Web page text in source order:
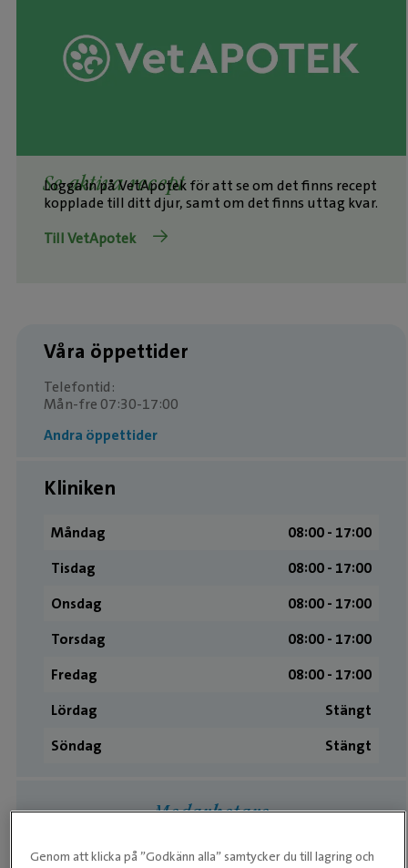
Se aktiva recept
Logga in på VetApotek för att se om det finns recept
kopplade till ditt djur, samt om det finns uttag kvar.
Till VetApotek
Våra öppettider
Telefontid:
Mån-fre 07:30-17:00
Andra öppettider
Kliniken
Måndag
08:00 ­- 17:00
Tisdag
08:00 ­- 17:00
Onsdag
08:00 ­- 17:00
Torsdag
08:00 ­- 17:00
Fredag
08:00 ­- 17:00
Lördag
Stängt
Söndag
Stängt
Medarbetare
Genom att klicka på ”Godkänn alla” samtycker du till lagring och